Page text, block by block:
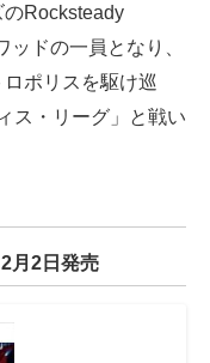
のRocksteady
ドの一員となり、
ポリスを駆け巡
ス・リーグ」と戦い
月2日発売